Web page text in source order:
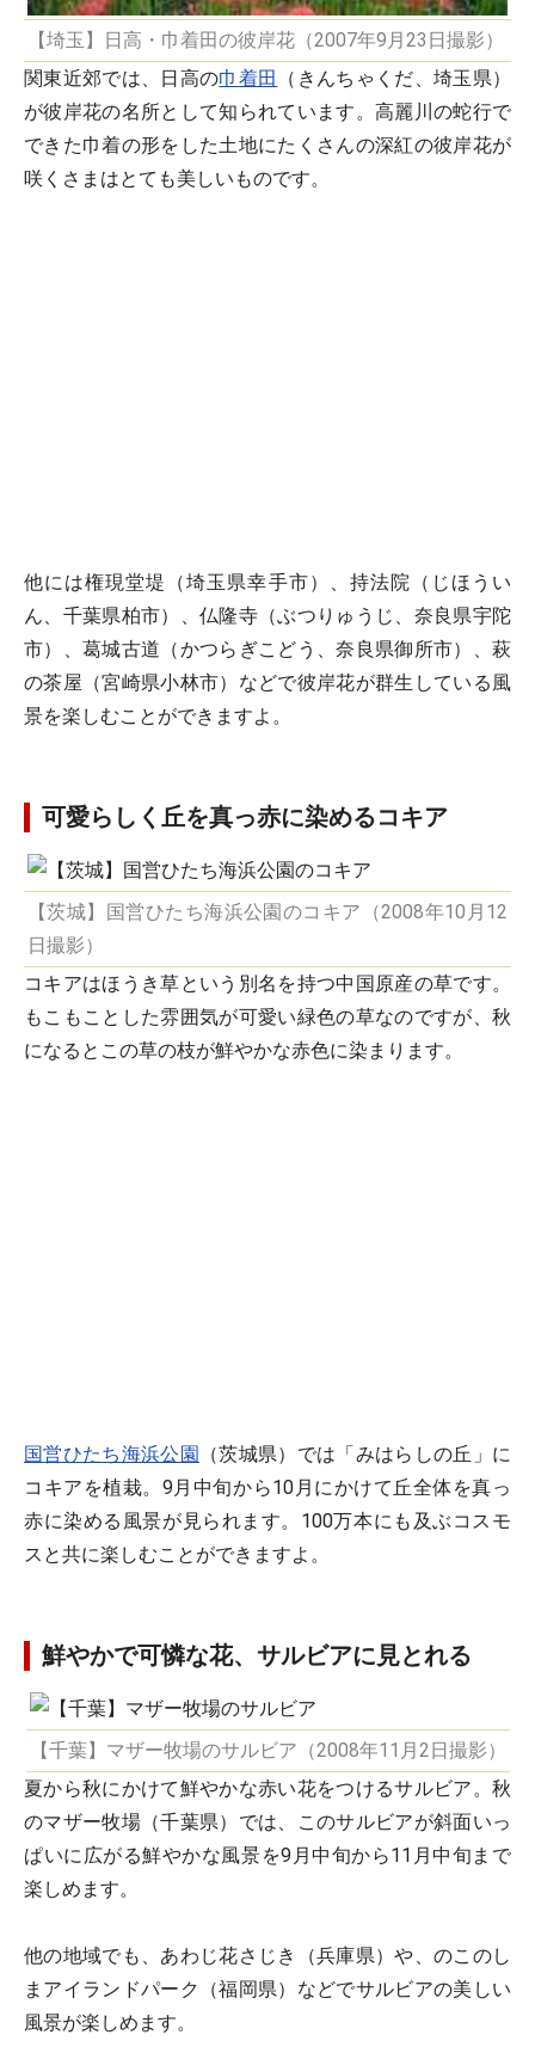
【埼玉】日高・巾着田の彼岸花（2007年9月23日撮影）
関東近郊では、日高の巾着田
（きんちゃくだ、埼玉県）
が彼岸花の名所として知られています。高麗川の蛇行で
できた巾着の形をした土地にたくさんの深紅の彼岸花が
咲くさまはとても美しいものです。
他には権現堂堤（埼玉県幸手市）、持法院（じほうい
ん、千葉県柏市）、仏隆寺（ぶつりゅうじ、奈良県宇陀
市）、葛城古道（かつらぎこどう、奈良県御所市）、萩
の茶屋（宮崎県小林市）などで彼岸花が群生している風
景を楽しむことができますよ。
可愛らしく丘を真っ赤に染めるコキア
【茨城】国営ひたち海浜公園のコキア（2008年10月12
日撮影）
コキアはほうき草という別名を持つ中国原産の草です。
もこもことした雰囲気が可愛い緑色の草なのですが、秋
になるとこの草の枝が鮮やかな赤色に染まります。
国営ひたち海浜公園 （茨城県）では「みはらしの丘」に
コキアを植栽。9月中旬から10月にかけて丘全体を真っ
赤に染める風景が見られます。100万本にも及ぶコスモ
スと共に楽しむことができますよ。
鮮やかで可憐な花、サルビアに見とれる
【千葉】マザー牧場のサルビア（2008年11月2日撮影）
夏から秋にかけて鮮やかな赤い花をつけるサルビア。秋
のマザー牧場（千葉県）では、このサルビアが斜面いっ
ぱいに広がる鮮やかな風景を9月中旬から11月中旬まで
楽しめます。
他の地域でも、あわじ花さじき（兵庫県）や、のこのし
まアイランドパーク（福岡県）などでサルビアの美しい
風景が楽しめます。